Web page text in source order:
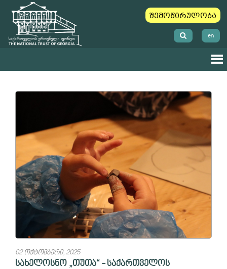
შემოწირულობა
en
02 ოქტომბერი, 2025
სახელოსნო „თუთა“ - საქართველოს